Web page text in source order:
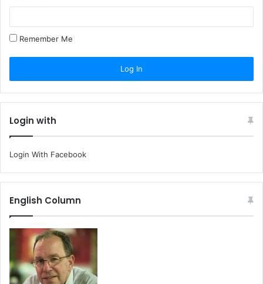
Remember Me
Login with
Login With Facebook
English Column